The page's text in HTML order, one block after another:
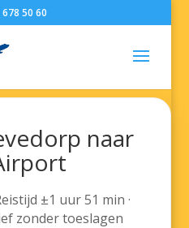
50 60
naar
±1 uur 51 min ·
zonder toeslagen